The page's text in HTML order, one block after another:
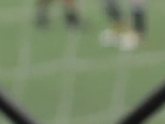
zurück